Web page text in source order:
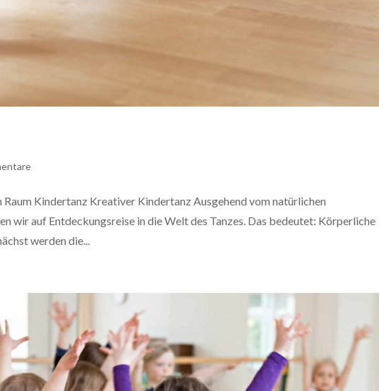
Raum Kindertanz Kreativer Kindertanz Ausgehend vom natürlichen
wir auf Entdeckungsreise in die Welt des Tanzes. Das bedeutet: Körperliche
werden die...